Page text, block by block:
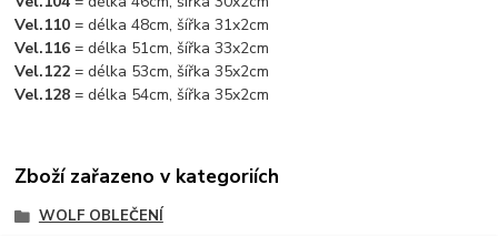
Vel.110 = délka 48cm, šířka 31x2cm
Vel.116 = délka 51cm, šířka 33x2cm
Vel.122 = délka 53cm, šířka 35x2cm
Vel.128 = délka 54cm, šířka 35x2cm
Zboží zařazeno v kategoriích
WOLF OBLEČENÍ